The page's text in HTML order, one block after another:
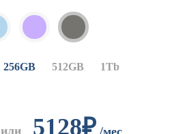
256GB 512GB 1Tb
или 5128₽ /мес